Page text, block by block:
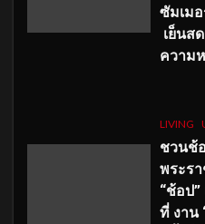
ซัมเม
เย็นส
ความ
LIVING
ชวนช้
พระร
“ช้อป”
ที่ งาน